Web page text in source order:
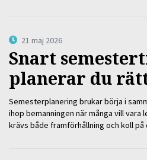
21 maj 2026
Snart
planerar du
Semesterplanering brukar börja i
ihop bemanningen när många vill vara
krävs både framförhållning och koll